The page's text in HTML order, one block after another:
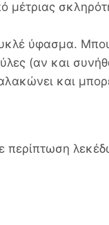
μέτριας
ύφασμα.
(αν και
και